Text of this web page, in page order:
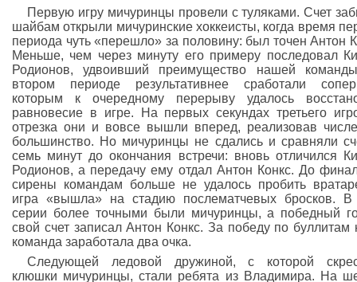
Первую игру мичуринцы провели с туляками. Счет
шайбам открыли мичуринские хоккеисты, когда время
периода чуть «перешло» за половину: был точен Антон
Меньше, чем через минуту его примеру последовал
Родионов, удвоивший преимущество нашей
втором периоде результативнее сработали
которым к очередному перерыву удалось
равновесие в игре. На первых секундах третьего
отрезка они и вовсе вышли вперед, реализовав
большинство. Но мичуринцы не сдались и сравняли
семь минут до окончания встречи: вновь отличился
Родионов, а передачу ему отдал Антон Конкс. До
сирены командам больше не удалось пробить
игра «вышла» на стадию послематчевых бросков. В
серии более точными были мичуринцы, а победный
свой счет записал Антон Конкс. За победу по буллитам
команда заработала два очка.
Следующей ледовой дружиной, с которой
клюшки мичуринцы, стали ребята из Владимира. На